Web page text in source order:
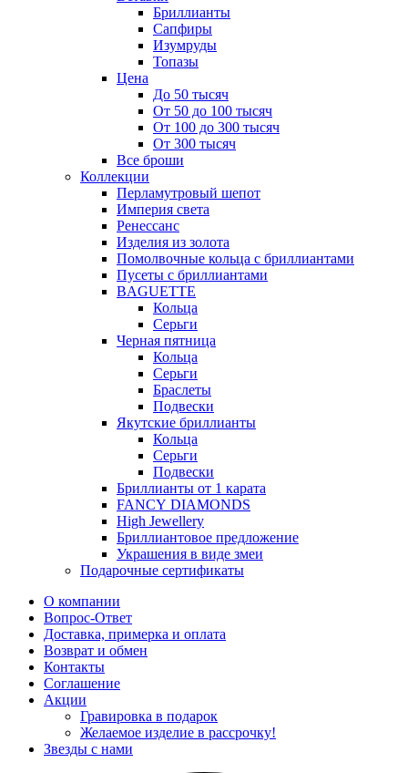
Бриллианты
Сапфиры
Изумруды
Топазы
Цена
До 50 тысяч
От 50 до 100 тысяч
От 100 до 300 тысяч
От 300 тысяч
Все броши
Коллекции
Перламутровый шепот
Империя света
Ренессанс
Изделия из золота
Помолвочные кольца с бриллиантами
Пусеты с бриллиантами
BAGUETTE
Кольца
Серьги
Черная пятница
Кольца
Серьги
Браслеты
Подвески
Якутские бриллианты
Кольца
Серьги
Подвески
Бриллианты от 1 карата
FANCY DIAMONDS
High Jewellery
Бриллиантовое предложение
Украшения в виде змеи
Подарочные сертификаты
О компании
Вопрос-Ответ
Доставка, примерка и оплата
Возврат и обмен
Контакты
Соглашение
Акции
Гравировка в подарок
Желаемое изделие в рассрочку!
Звезды с нами